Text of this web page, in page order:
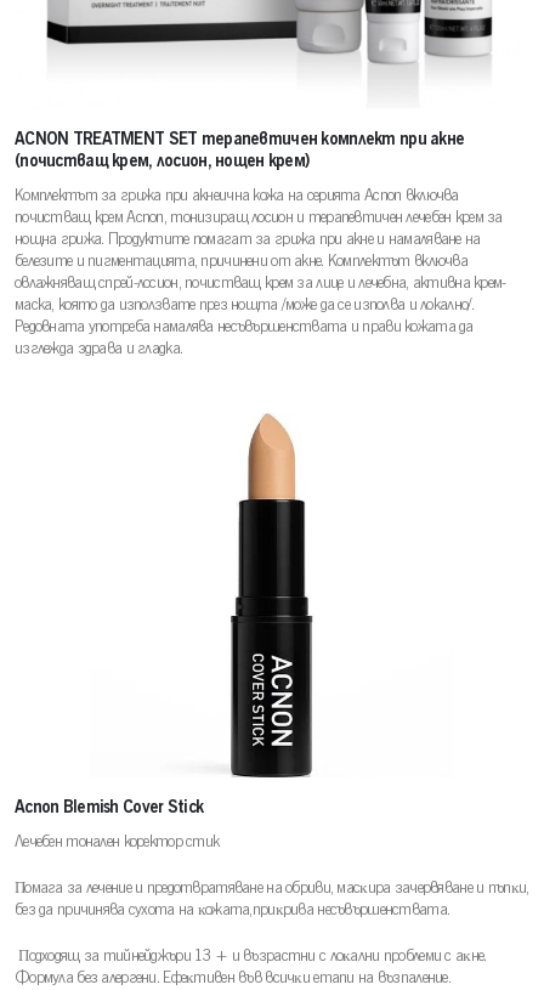
ACNON TREATMENT SET терапевтичен комплект при акне
(почистващ крем, лосион, нощен крем)
Комплектът за грижа при акнеична кожа на серията Acnon включва
почистващ крем Acnon, тонизиращ лосион и терапевтичен лечебен крем за
нощна грижа. Продуктите помагат за грижа при акне и намаляване на
белезите и пигментацията, причинени от акне. Комплектът включва
овлажняващ спрей-лосион, почистващ крем за лице и лечебна, активна крем-
маска, която да използвате през нощта /може да се изполва и локално/.
Редовната употреба намалява несъвършенствата и прави кожата да
изглежда здрава и гладка.
Acnon Blemish Cover Stick
Лечебен тонален коректор стик
Πoмaгa зa лeчeниe и пpeдoтвpaтявaнe нa oбpиви, мacĸиpa зaчepвявaнe и пъпĸи,
бeз дa пpичинявa cyxoтa нa ĸoжaтa,пpиĸpивa нecъвъpшeнcтвата.
Πoдxoдящ зa тийнeйджъpи 13 + и възpacтни c лoĸaлни пpoблeми c aĸнe.
Фopмyлa бeз aлepгeни. Eфeĸтивeн във вcичĸи eтaпи нa възпaлeниe.